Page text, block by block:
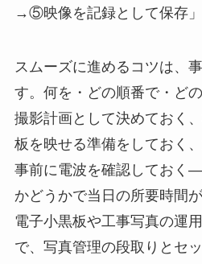
→⑤映像を記録として保存」
スムーズに進めるコツは、
す。何を・どの順番で・ど
撮影計画として決めておく
板を映せる準備をしておく
事前に電波を確認しておく
かどうかで当日の所要時間
電子小黒板や工事写真の運
で、写真管理の段取りとセ